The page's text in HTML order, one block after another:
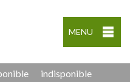
MENU
indisponible